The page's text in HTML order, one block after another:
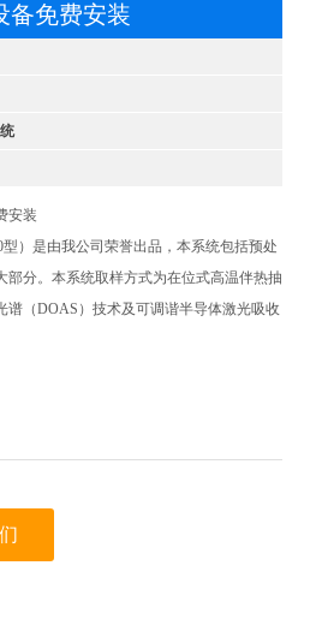
备免费安装
安装
）是由我公司荣誉出品，本系统包括预处
分。本系统取样方式为在位式高温伴热抽
（DOAS）技术及可调谐半导体激光吸收